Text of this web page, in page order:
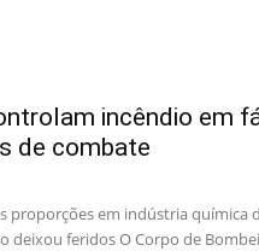
incêndio em
de combate
proporções em indústria química
deixou feridos O Corpo de